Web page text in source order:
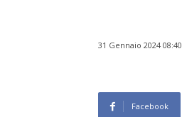
31 Gennaio 2024 08:40
Facebook